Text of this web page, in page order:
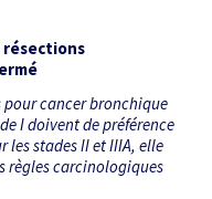
résections
pour cancer bronchique
I doivent de préférence
les stades II et IIIA, elle
règles carcinologiques